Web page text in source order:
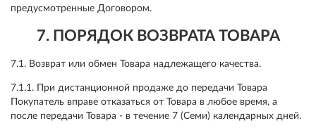
предусмотренные Договором.
7. ПОРЯДОК ВОЗВРАТА ТОВАРА
7.1. Возврат или обмен Товара надлежащего качества.
7.1.1. При дистанционной продаже до передачи Товара
Покупатель вправе отказаться от Товара в любое время, а
после передачи Товара - в течение 7 (Семи) календарных дней.